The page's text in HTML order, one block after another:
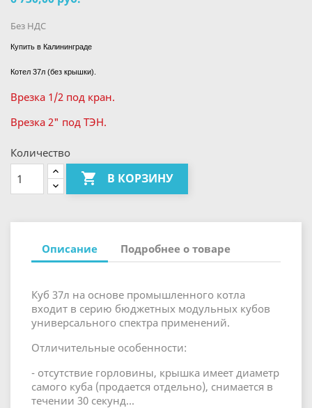
Без НДС
Купить в Калининграде
Котел 37л (без крышки).
Врезка 1/2 под кран.
Врезка 2" под ТЭН.
Количество
 В КОРЗИНУ
Описание Подробнее о товаре
Куб 37л на основе промышленного котла
входит в серию бюджетных модульных кубов
универсального спектра применений.
Отличительные особенности:
- отсутствие горловины, крышка имеет диаметр
самого куба (продается отдельно), снимается в
течении 30 секунд...